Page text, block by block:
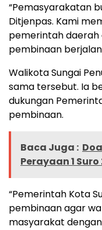
“Pemasyarakatan
Ditjenpas. Kami
pemerintah
pembinaan
Walikota Sungai
sama tersebut. Ia
dukungan
pembinaan.
Baca Juga :
Perayaan 1 Suro
“Pemerintah Kota
pembinaan agar
masyarakat